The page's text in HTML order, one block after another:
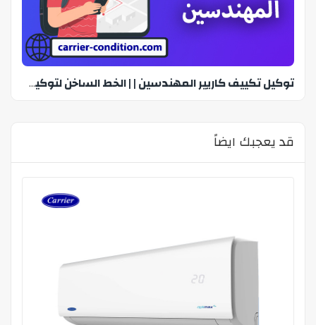
توكيل تكييف كاريير المهندسين | | الخط الساخن لتوكيل كاريير 01273333550
قد يعجبك ايضاً